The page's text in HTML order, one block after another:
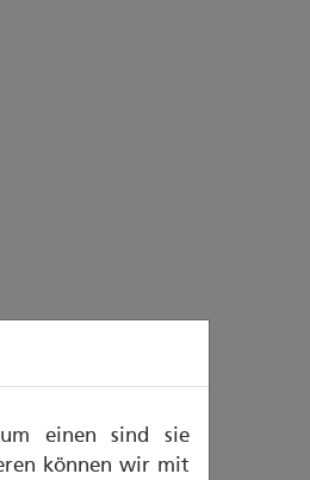
einen sind sie
können wir mit